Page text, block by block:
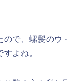
ので、螺髪のウ
よね。